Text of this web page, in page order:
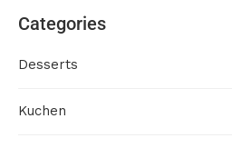
Categories
Desserts
Kuchen